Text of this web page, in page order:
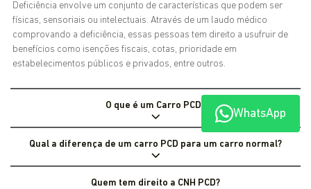
Deficiência envolve um conjunto de características que podem ser
físicas, sensoriais ou intelectuais. Através de um laudo médico
comprovando a deficiência, essas pessoas tem direito a usufruir de
benefícios como isenções fiscais, cotas, prioridade em
estabelecimentos públicos e privados, entre outros.
O que é um Carro PCD?
Qual a diferença de um carro PCD para um carro normal?
Quem tem direito a CNH PCD?
WhatsApp